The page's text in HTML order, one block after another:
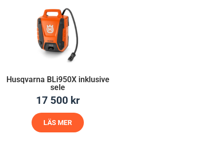
Husqvarna BLi950X inklusive
sele
17 500 kr
LÄS MER